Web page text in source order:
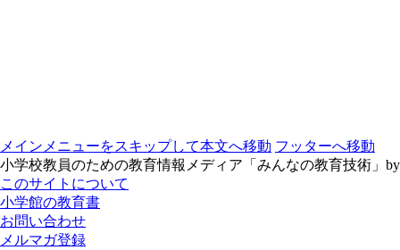
メインメニューをスキップして本文へ移動 フッターへ移動
小学校教員のための教育情報メディア「みんなの教育技術」
このサイトについて
小学館の教育書
お問い合わせ
メルマガ登録